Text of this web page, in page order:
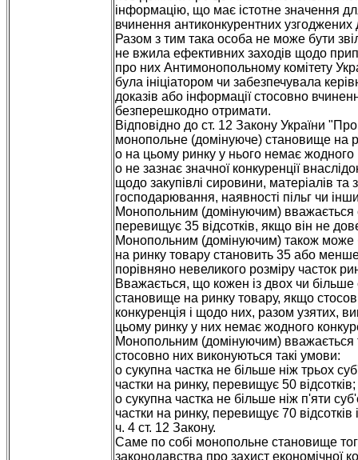
інформацію, що має істотне значення
вчинення антиконкурентних узгоджених
Разом з тим така особа не може бути
не вжила ефективних заходів щодо
про них Антимонопольному комітету
була ініціатором чи забезпечувала
доказів або інформації стосовно
безперешкодно отримати.
Відповідно до ст. 12 Закону України
монопольне (домінуюче) становище на
o на цьому ринку у нього немає жодного
o не зазнає значної конкуренції
щодо закупівлі сировини, матеріалів та
господарювання, наявності пільг чи
Монопольним (домінуючим) вважається
перевищує 35 відсотків, якщо він не
Монопольним (домінуючим) також може
на ринку товару становить 35 або менше
порівняно невеликого розміру часток
Вважається, що кожен із двох чи
становище на ринку товару, якщо
конкуренція і щодо них, разом узятих,
цьому ринку у них немає жодного
Монопольним (домінуючим) вважається
стосовно них виконуються такі умови:
o сукупна частка не більше ніж трьох
частки на ринку, перевищує 50 відсотків;
o сукупна частка не більше ніж п'яти
частки на ринку, перевищує 70
ч. 4 ст. 12 Закону.
Саме по собі монопольне становище
законодавства про захист економічної